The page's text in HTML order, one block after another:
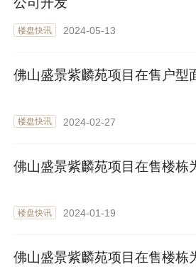
楼盘快讯 2024-05-13
佛山盛景紫麟苑项目在售户型
楼盘快讯 2024-02-27
佛山盛景紫麟苑项目在售楼栋
楼盘快讯 2024-01-19
佛山盛景紫麟苑项目在售楼栋